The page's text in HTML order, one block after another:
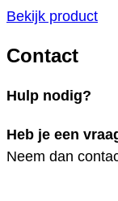
Bekijk product
Contact
Hulp nodig?
Heb je een
Neem dan